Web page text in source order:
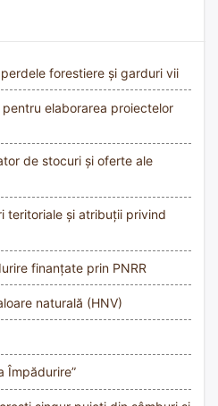
forestiere și garduri vii
elaborarea proiectelor
de stocuri și oferte ale
teritoriale și atribuții privind
finanțate prin PNRR
naturală (HNV)
Împădurire”